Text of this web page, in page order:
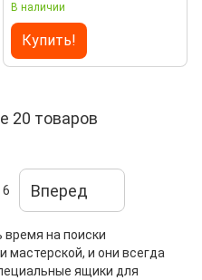
В наличии
Купить!
20 товаров
6 Вперед
время на поиски
мастерской, и они всегда
ящики для